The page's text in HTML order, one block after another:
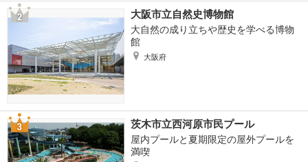
大阪市立自然史博物館
大自然の成り立ちや歴史を学べる博物
館
大阪府
茨木市立西河原市民プール
屋内プールと夏期限定の屋外プールを
満喫